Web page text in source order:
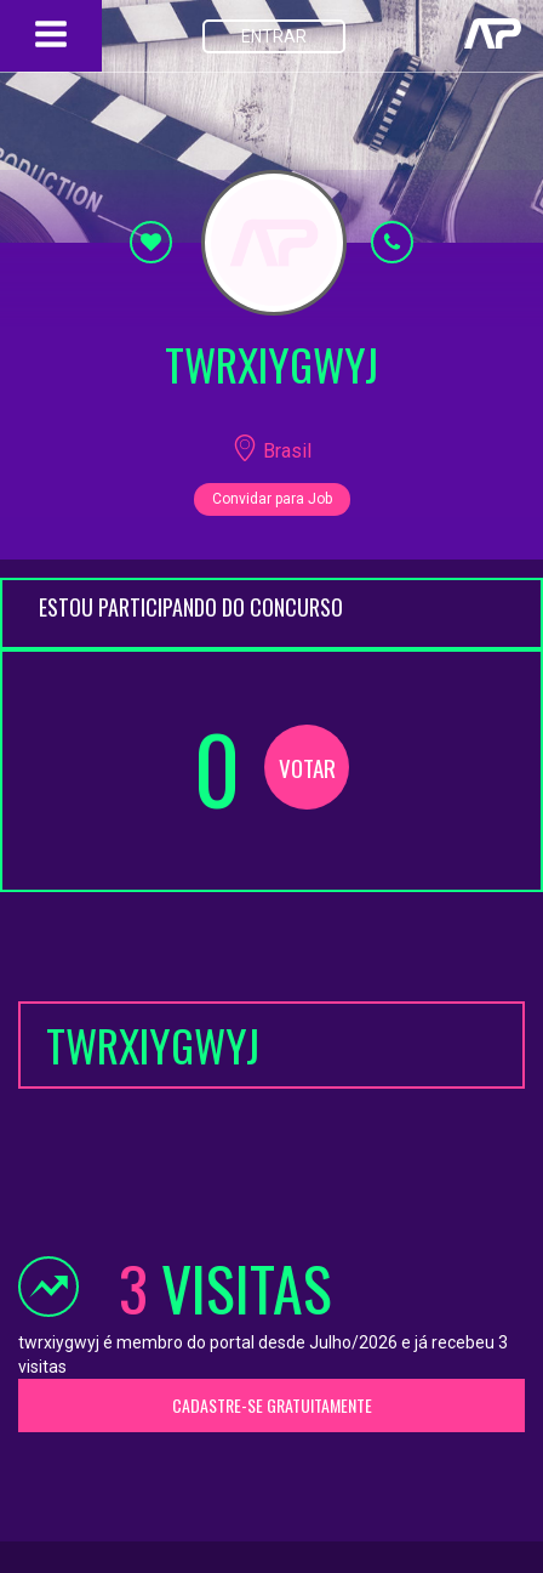
ENTRAR
TWRXIYGWYJ
Brasil
Convidar para Job
ESTOU PARTICIPANDO DO CONCURSO
0 VOTAR
TWRXIYGWYJ
3VISITAS
twrxiygwyj é membro do portal desde Julho/2026 e já recebeu 3
visitas
CADASTRE-SE GRATUITAMENTE